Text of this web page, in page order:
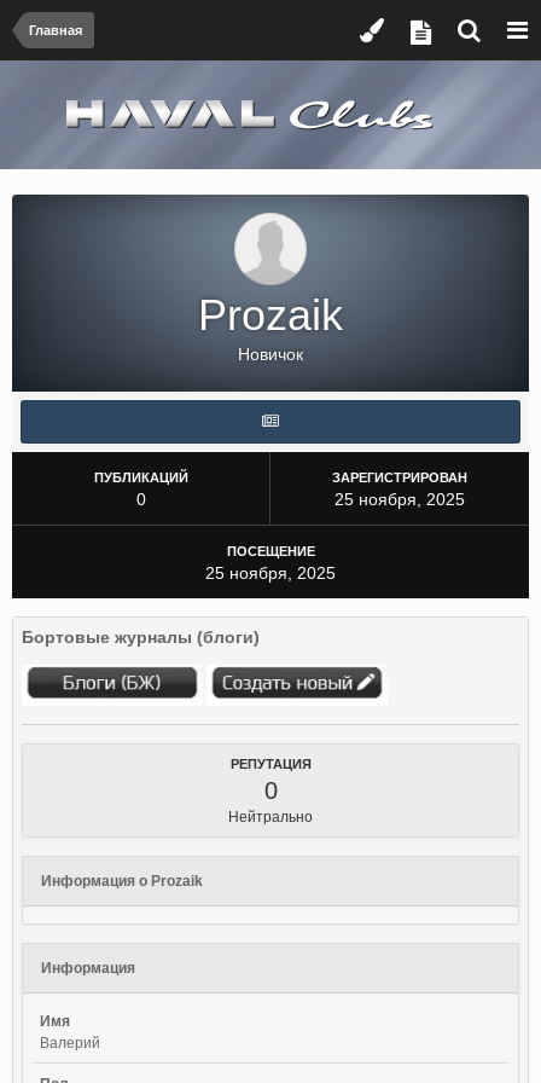
Главная
Prozaik
Новичок
ПУБЛИКАЦИЙ
0
ЗАРЕГИСТРИРОВАН
25 ноября, 2025
ПОСЕЩЕНИЕ
25 ноября, 2025
Бортовые журналы (блоги)
РЕПУТАЦИЯ
0
Нейтрально
Информация о Prozaik
Информация
Имя
Валерий